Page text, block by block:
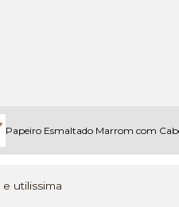
Papeiro Esmaltado Marrom com
utilissima